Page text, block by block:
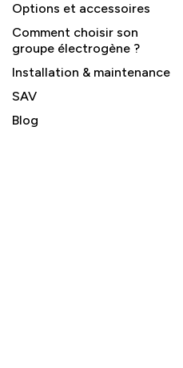
Options et accessoires
Comment choisir son
groupe électrogène ?
Installation & maintenance
SAV
Blog